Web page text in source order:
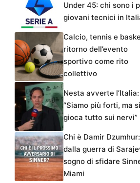
Under 45: chi sono i
giovani tecnici in
Calcio, tennis e
ritorno dell’evento
sportivo come rito
collettivo
Nesta avverte l’Italia:
“Siamo più forti, ma si
gioca tutto sui nervi”
Chi è Damir Dzumhur:
dalla guerra di
sogno di sfidare
Miami